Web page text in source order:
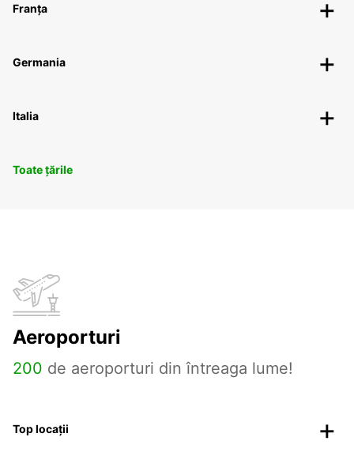
Franța
Germania
Italia
Toate țările
Aeroporturi
200 de aeroporturi din întreaga lume!
Top locații